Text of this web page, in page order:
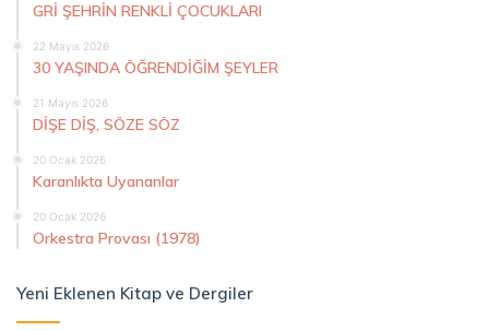
GRİ ŞEHRİN RENKLİ ÇOCUKLARI
22 Mayıs 2026
30 YAŞINDA ÖĞRENDİĞİM ŞEYLER
21 Mayıs 2026
DİŞE DİŞ, SÖZE SÖZ
20 Ocak 2026
Karanlıkta Uyananlar
20 Ocak 2026
Orkestra Provası (1978)
Yeni Eklenen Kitap ve Dergiler